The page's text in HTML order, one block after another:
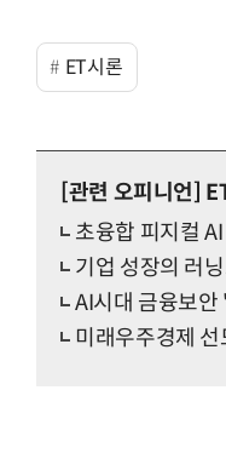
ET시론
[관련 오피니언]
초융합 피지컬
기업 성장의 러
AI시대 금융보
미래우주경제